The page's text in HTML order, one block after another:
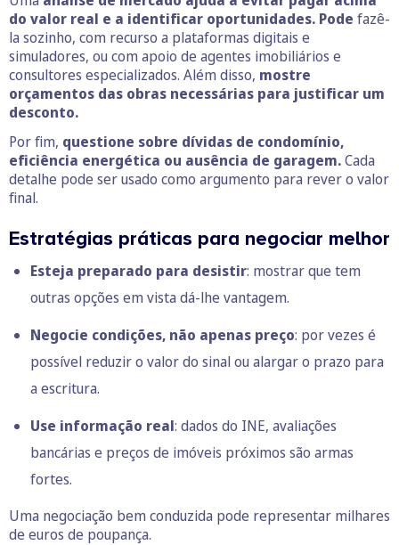
do valor real e a identificar oportunidades. Pode fazê-
la sozinho, com recurso a plataformas digitais e
simuladores, ou com apoio de agentes imobiliários e
consultores especializados. Além disso, mostre
orçamentos das obras necessárias para justificar um
desconto.
Por fim, questione sobre dívidas de condomínio,
eficiência energética ou ausência de garagem.Cada
detalhe pode ser usado como argumento para rever o valor
final.
Estratégias práticas para negociar melhor
Esteja preparado para desistir: mostrar que tem
outras opções em vista dá-lhe vantagem.
Negocie condições, não apenas preço: por vezes é
possível reduzir o valor do sinal ou alargar o prazo para
a escritura.
Use informação real: dados do INE, avaliações
bancárias e preços de imóveis próximos são armas
fortes.
Uma negociação bem conduzida pode representar milhares
de euros de poupança.